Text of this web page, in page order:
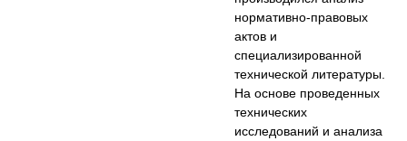
нормативно-правовых
актов и
специализированной
технической литературы.
На основе проведенных
технических
исследований и анализа